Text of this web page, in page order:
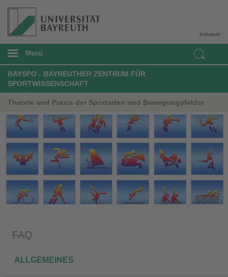
Intranet
Menü
BAYSPO - BAYREUTHER ZENTRUM FÜR
SPORTWISSENSCHAFT
Theorie und Praxis der Sportarten und Bewegungsfelder
FAQ
ALLGEMEINES